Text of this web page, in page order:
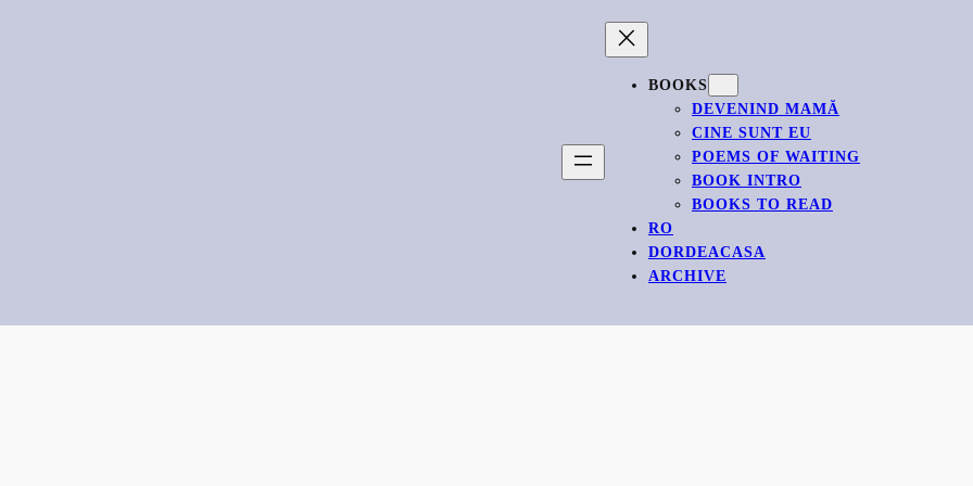
BOOKS
DEVENIND MAMĂ
CINE SUNT EU
POEMS OF WAITING
BOOK INTRO
BOOKS TO READ
RO
DORDEACASA
ARCHIVE